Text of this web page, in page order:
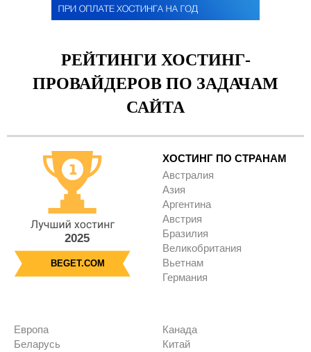
РЕЙТИНГИ ХОСТИНГ-
ПРОВАЙДЕРОВ ПО ЗАДАЧАМ
САЙТА
2025
BEGET.COM
ХОСТИНГ ПО СТРАНАМ
Австралия
Азия
Аргентина
Австрия
Бразилия
Великобритания
Вьетнам
Германия
Европа
Беларусь
Канада
Китай